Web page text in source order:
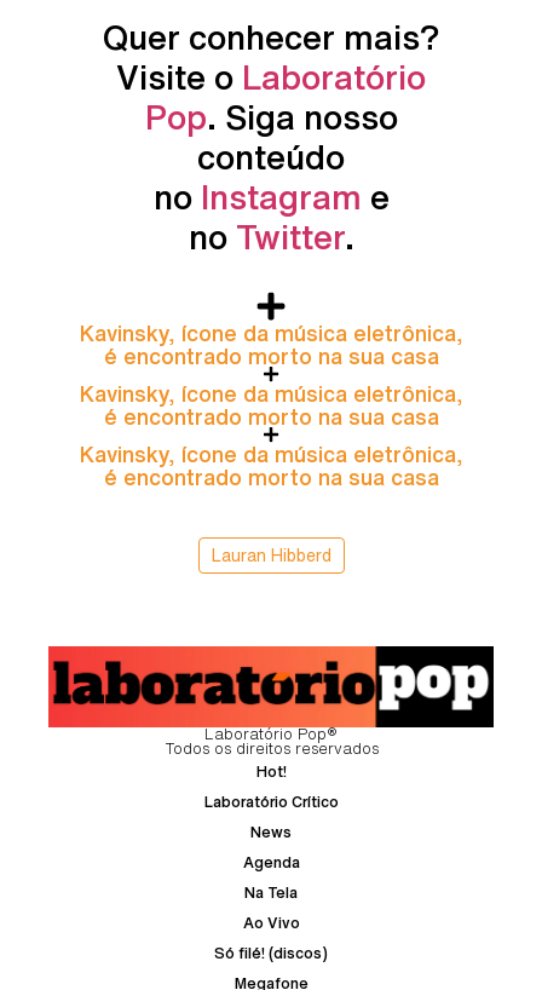
Quer conhecer mais?
Visite o Laboratório
Pop. Siga nosso
conteúdo
no Instagram e
no Twitter.
Kavinsky, ícone da música eletrônica,
é encontrado morto na sua casa
Kavinsky, ícone da música eletrônica,
é encontrado morto na sua casa
Kavinsky, ícone da música eletrônica,
é encontrado morto na sua casa
Lauran Hibberd
Laboratório Pop®
Todos os direitos reservados
Hot!
Laboratório Crítico
News
Agenda
Na Tela
Ao Vivo
Só filé! (discos)
Megafone